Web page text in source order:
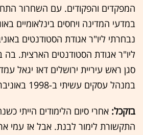
המפקדים והפקודים. עם השחרור
במדעי המדינה ויחסים בינלאומיים
נבחרתי ליו"ר אגודת הסטודנטים
ליו"ר אגודת הסטודנטים הארצית.
סגן ראש עיריית ירושלים דאז יגאל
במנהל עסקים עשיתי ב-1998 באוניברסיטת מנצ'סטר.
בזקכל: אחרי סיום הלימודים הייתי
התקשורת לימור לבנת. אבל אז עמי